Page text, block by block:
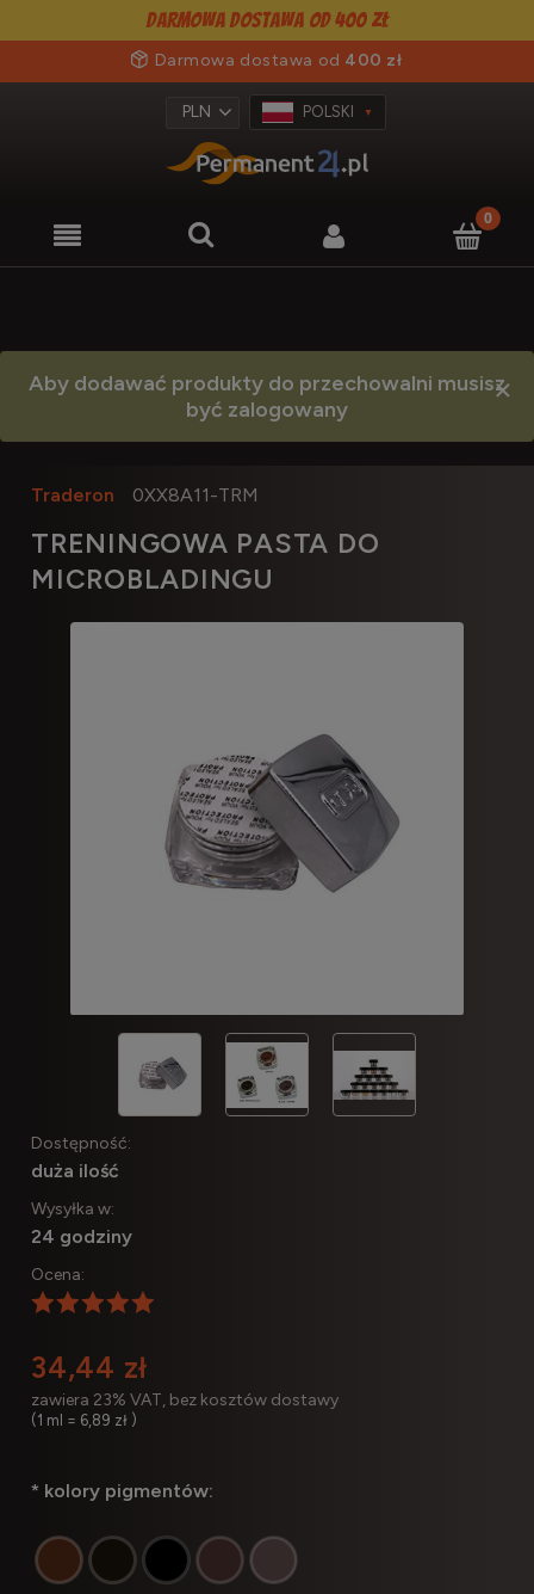
Darmowa dostawa od 400 zł
Darmowa dostawa od 400 zł
POLSKI
Aby dodawać produkty do przechowalni musisz
być zalogowany
Traderon 0XX8A11-TRM
TRENINGOWA PASTA DO
MICROBLADINGU
Dostępność:
duża ilość
Wysyłka w:
24 godziny
Ocena:
34,44 zł
zawiera 23% VAT, bez kosztów dostawy
(1 ml = 6,89 zł )
* kolory pigmentów: